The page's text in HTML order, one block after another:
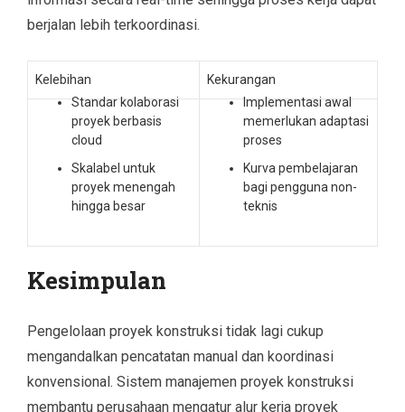
berjalan lebih terkoordinasi.
Kelebihan
Kekurangan
Standar kolaborasi
proyek berbasis
cloud
Skalabel untuk
proyek menengah
hingga besar
Implementasi awal
memerlukan adaptasi
proses
Kurva pembelajaran
bagi pengguna non-
teknis
Kesimpulan
Pengelolaan proyek konstruksi tidak lagi cukup
mengandalkan pencatatan manual dan koordinasi
konvensional. Sistem manajemen proyek konstruksi
membantu perusahaan mengatur alur kerja proyek